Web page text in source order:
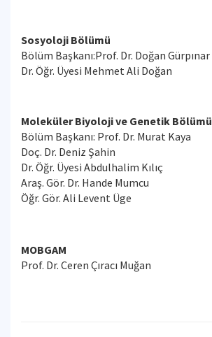
Sosyoloji Bölümü
Bölüm Başkanı:Prof. Dr. Doğan Gürpınar
Dr. Öğr. Üyesi Mehmet Ali Doğan
Moleküler Biyoloji ve Genetik Bölümü
Bölüm Başkanı: Prof. Dr. Murat Kaya
Doç. Dr. Deniz Şahin
Dr. Öğr. Üyesi Abdulhalim Kılıç
Araş. Gör. Dr. Hande Mumcu
Öğr. Gör. Ali Levent Üge
MOBGAM
Prof. Dr. Ceren Çıracı Muğan